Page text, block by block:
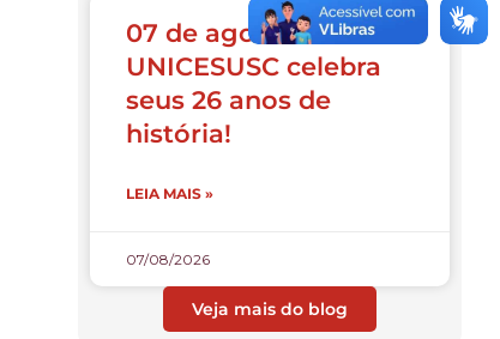
07 de agosto:
UNICESUSC celebra
seus 26 anos de
história!
LEIA MAIS »
07/08/2026
Veja mais do blog